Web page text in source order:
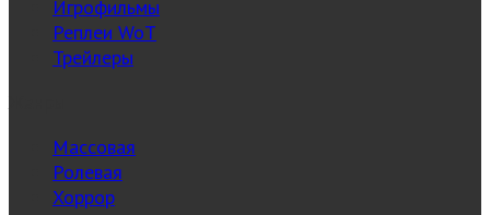
Игрофильмы
Реплеи WoT
Трейлеры
Массовая
Ролевая
Хоррор